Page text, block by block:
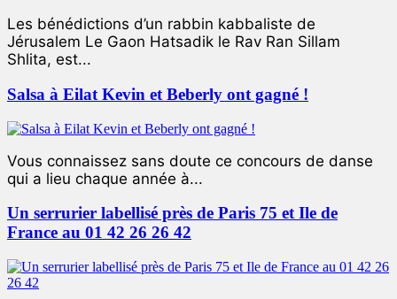
Les bénédictions d’un rabbin kabbaliste de
Jérusalem Le Gaon Hatsadik le Rav Ran Sillam
Shlita, est...
Salsa à Eilat Kevin et Beberly ont gagné !
Vous connaissez sans doute ce concours de danse
qui a lieu chaque année à...
Un serrurier labellisé près de Paris 75 et Ile de
France au 01 42 26 26 42